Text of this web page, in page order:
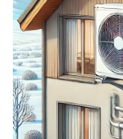
(pris,